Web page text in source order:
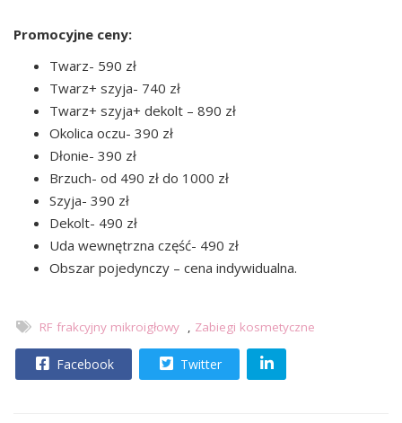
Promocyjne ceny:
Twarz- 590 zł
Twarz+ szyja- 740 zł
Twarz+ szyja+ dekolt – 890 zł
Okolica oczu- 390 zł
Dłonie- 390 zł
Brzuch- od 490 zł do 1000 zł
Szyja- 390 zł
Dekolt- 490 zł
Uda wewnętrzna część- 490 zł
Obszar pojedynczy – cena indywidualna.
RF frakcyjny mikroigłowy , Zabiegi kosmetyczne
Facebook Twitter